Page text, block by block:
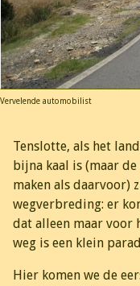
Vervelende automobilist
Tenslotte, als het
bijna kaal is (maar
maken als daarvoor)
wegverbreding: er
dat alleen maar voor
weg is een klein
Hier komen we de